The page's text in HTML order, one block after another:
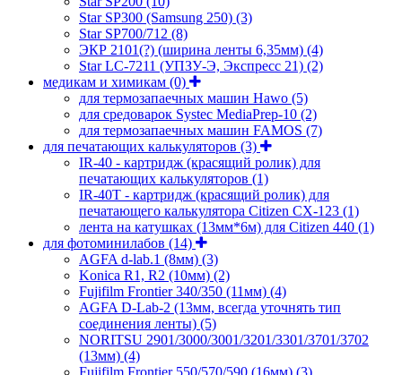
Star SP300 (Samsung 250) (3)
Star SP700/712 (8)
ЭКР 2101(?) (ширина ленты 6,35мм) (4)
Star LC-7211 (УПЗУ-Э, Экспресс 21) (2)
медикам и химикам (0)
для термозапаечных машин Hawo (5)
для средоварок Systec MediaPrep-10 (2)
для термозапаечных машин FAMOS (7)
для печатающих калькуляторов (3)
IR-40 - картридж (красящий ролик) для
печатающих калькуляторов (1)
IR-40T - картридж (красящий ролик) для
печатающего калькулятора Citizen CX-123 (1)
лента на катушках (13мм*6м) для Citizen 440 (1)
для фотоминилабов (14)
AGFA d-lab.1 (8мм) (3)
Konica R1, R2 (10мм) (2)
Fujifilm Frontier 340/350 (11мм) (4)
AGFA D-Lab-2 (13мм, всегда уточнять тип
соединения ленты) (5)
NORITSU 2901/3000/3001/3201/3301/3701/3702
(13мм) (4)
Fujifilm Frontier 550/570/590 (16мм) (3)